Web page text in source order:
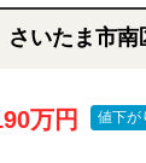
さいたま市南
万円 値下が